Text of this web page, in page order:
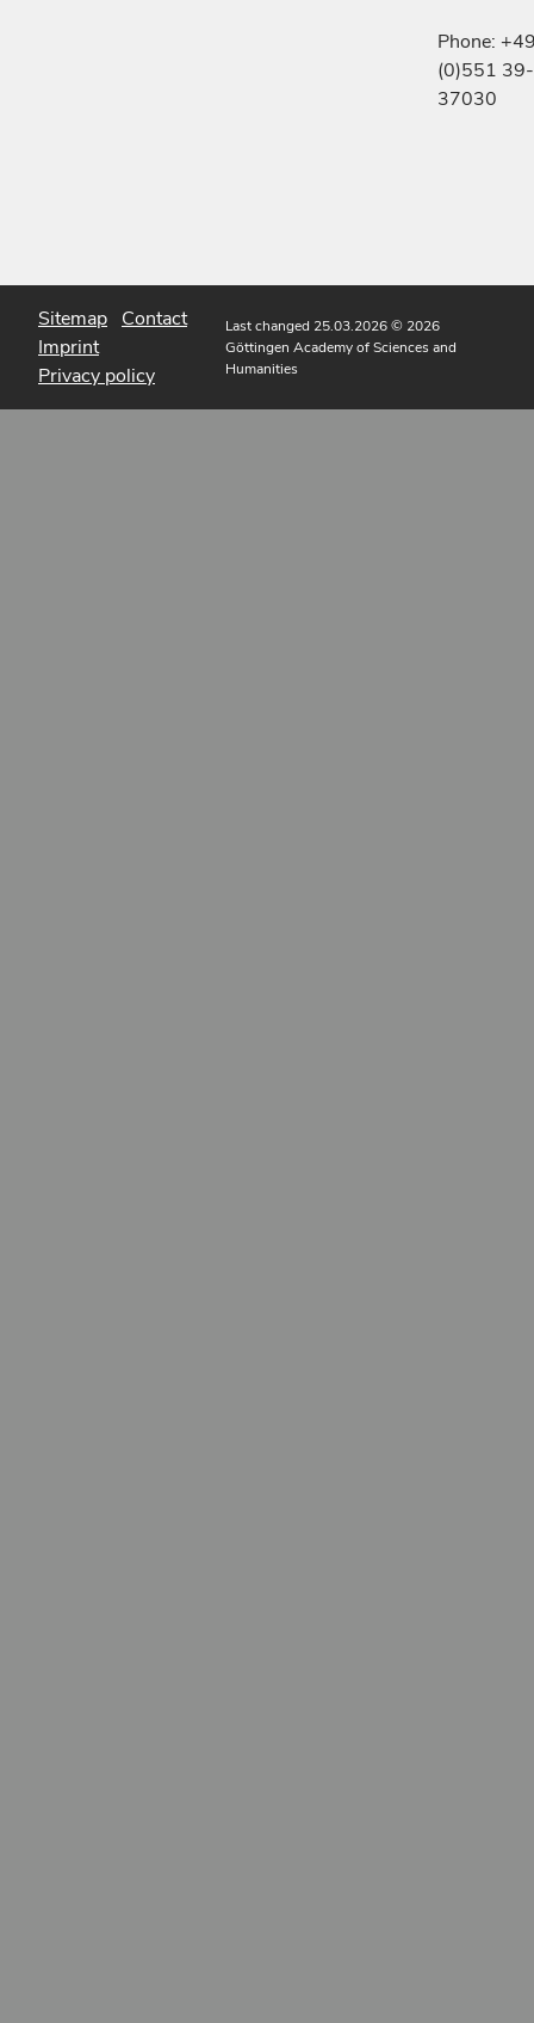
Phone:
(0)551 39-
37030
Sitemap Contact
Imprint
Privacy policy
Last changed 25.03.2026© 2026
Göttingen Academy of Sciences and
Humanities